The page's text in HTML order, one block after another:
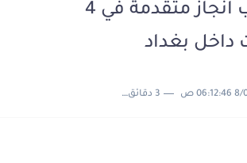
تحقيق نسب انجاز متقدمة في 4
بغداد
ص 3 دقائق للقراءة